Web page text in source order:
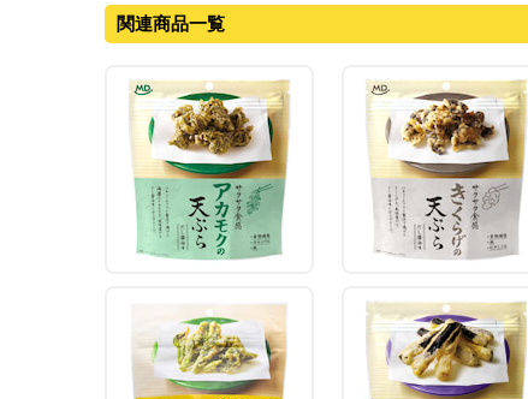
関連商品一覧